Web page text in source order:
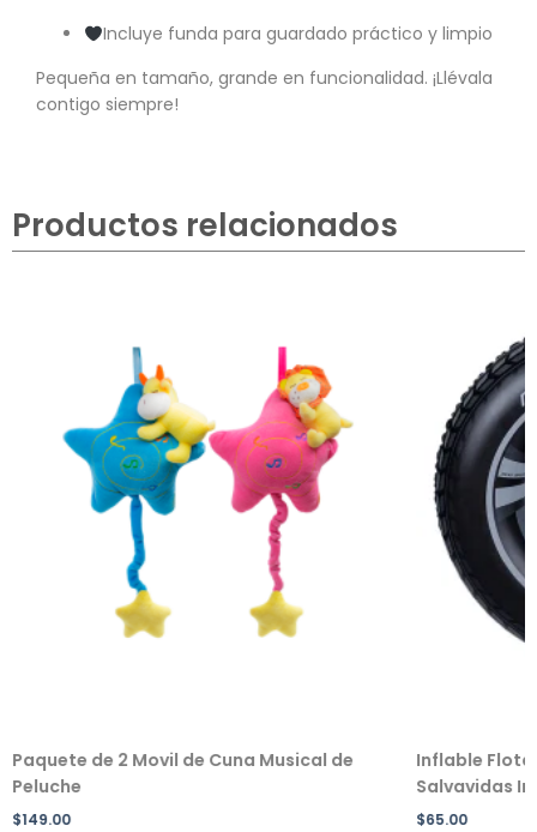
Incluye funda para guardado práctico y limpio
Pequeña en tamaño, grande en funcionalidad. ¡Llévala
contigo siempre!
Productos relacionados
Paquete de 2 Movil de Cuna Musical de
Peluche
$149.00
Inflable
Salvavidas
$65.00